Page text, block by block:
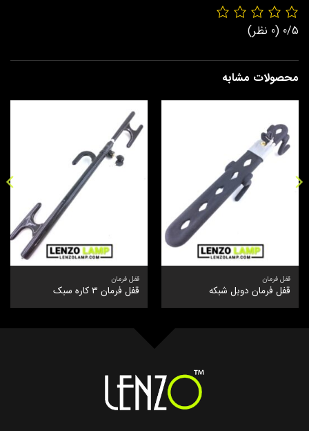
0/5 (0 نظر)
محصولات مشابه
قفل فرمان
قفل فرمان دوبل شبکه
قفل فرمان
قفل فرمان 3 کاره سبک